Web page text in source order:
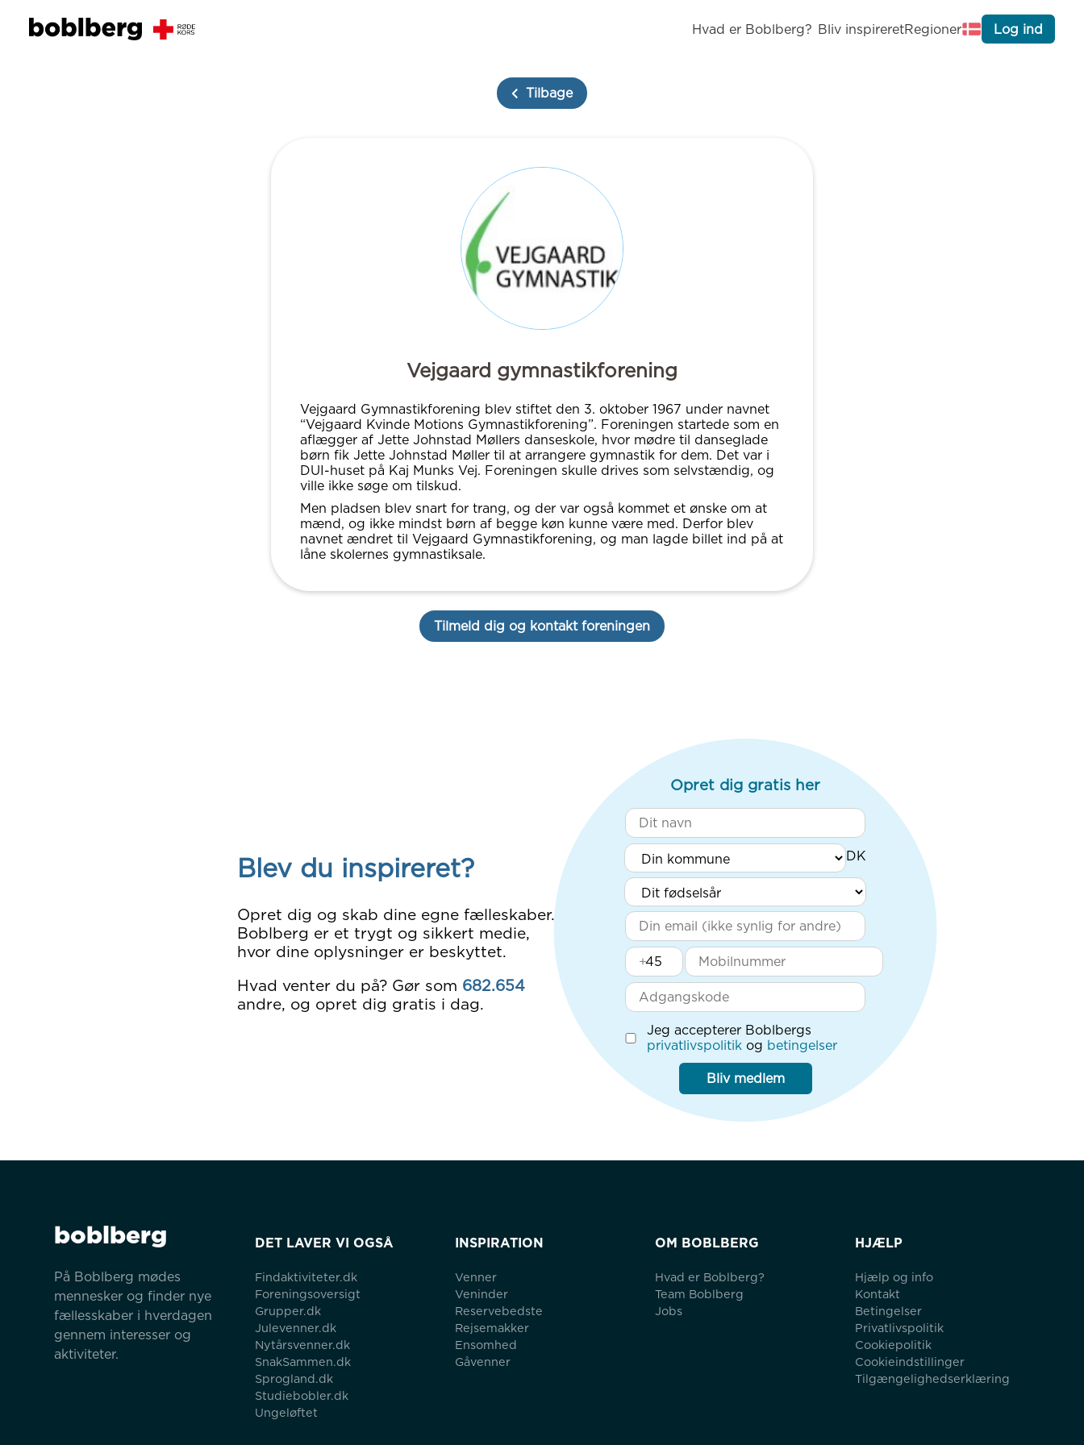
Hvad er Boblberg? Bliv inspireretRegioner Log ind
Tilbage
Vejgaard gymnastikforening
Vejgaard Gymnastikforening blev stiftet den 3. oktober 1967 under navnet
“Vejgaard Kvinde Motions Gymnastikforening”. Foreningen startede som en
aflægger af Jette Johnstad Møllers danseskole, hvor mødre til danseglade
børn fik Jette Johnstad Møller til at arrangere gymnastik for dem. Det var i
DUI-huset på Kaj Munks Vej. Foreningen skulle drives som selvstændig, og
ville ikke søge om tilskud.
Men pladsen blev snart for trang, og der var også kommet et ønske om at
mænd, og ikke mindst børn af begge køn kunne være med. Derfor blev
navnet ændret til Vejgaard Gymnastikforening, og man lagde billet ind på at
låne skolernes gymnastiksale.
Tilmeld dig og kontakt foreningen
Blev du inspireret?
Opret dig og skab dine egne fælleskaber.
Boblberg er et trygt og sikkert medie,
hvor dine oplysninger er beskyttet.
Hvad venter du på? Gør som 682.654
andre, og opret dig gratis i dag.
Opret dig gratis her
+
Jeg accepterer Boblbergs
privatlivspolitik og betingelser
Bliv medlem
boblberg
På Boblberg mødes
mennesker og finder nye
fællesskaber i hverdagen
gennem interesser og
aktiviteter.
DET LAVER VI OGSÅ
Findaktiviteter.dk
Foreningsoversigt
Grupper.dk
Julevenner.dk
Nytårsvenner.dk
SnakSammen.dk
Sprogland.dk
Studiebobler.dk
Ungeløftet
INSPIRATION
Venner
Veninder
Reservebedste
Rejsemakker
Ensomhed
Gåvenner
OM BOBLBERG
Hvad er Boblberg?
Team Boblberg
Jobs
HJÆLP
Hjælp og info
Kontakt
Betingelser
Privatlivspolitik
Cookiepolitik
Cookieindstillinger
Tilgængelighedserklæring